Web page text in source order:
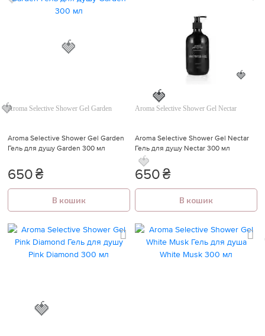
Aroma Selective Shower Gel Garden
Aroma Selective Shower Gel Garden
Гель для душу Garden 300 мл
650₴
В кошик
Aroma Selective Shower Gel Nectar
Aroma Selective Shower Gel Nectar
Гель для душу Nectar 300 мл
650₴
В кошик
🍓
🍓
🍓
🍓